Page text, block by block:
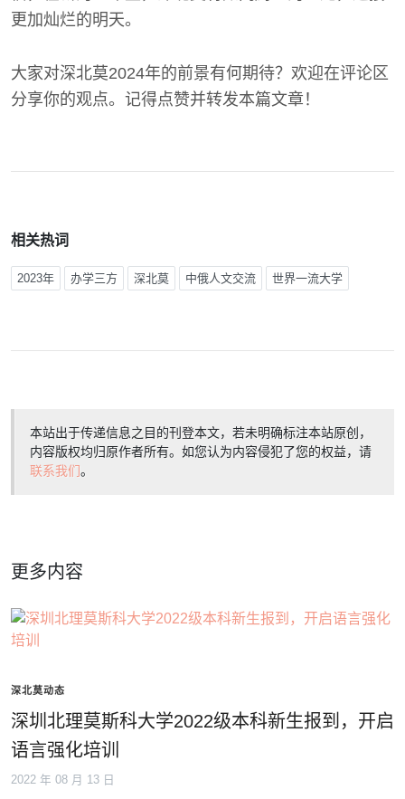
更加灿烂的明天。
大家对深北莫2024年的前景有何期待？欢迎在评论区
分享你的观点。记得点赞并转发本篇文章！
相关热词
2023年 办学三方 深北莫 中俄人文交流 世界一流大学
本站出于传递信息之目的刊登本文，若未明确标注本站原创，
内容版权均归原作者所有。如您认为内容侵犯了您的权益，请
联系我们。
更多内容
深北莫动态
深圳北理莫斯科大学2022级本科新生报到，开启
语言强化培训
2022 年 08 月 13 日